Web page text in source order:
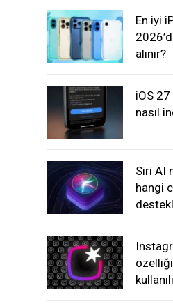
En iyi
alınır?
iOS
nasıl
Siri AI
hangi